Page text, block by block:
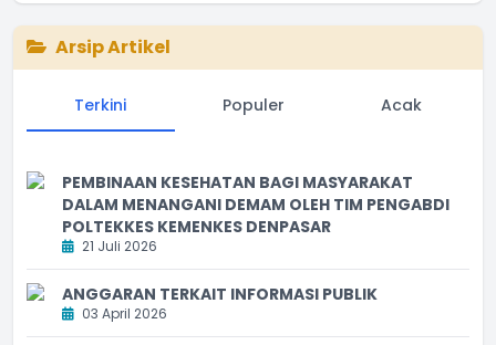
Arsip Artikel
Terkini Populer Acak
PEMBINAAN KESEHATAN BAGI MASYARAKAT
DALAM MENANGANI DEMAM OLEH TIM PENGABDI
POLTEKKES KEMENKES DENPASAR
21 Juli 2026
ANGGARAN TERKAIT INFORMASI PUBLIK
03 April 2026